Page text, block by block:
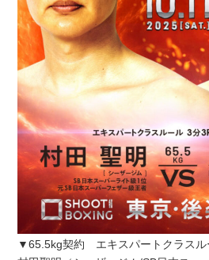
▼65.5kg契約 エキスパートクラス